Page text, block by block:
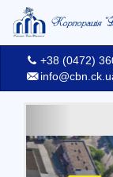
+38 (0472)